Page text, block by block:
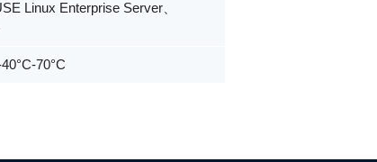
Linux Enterprise Server、
70°C